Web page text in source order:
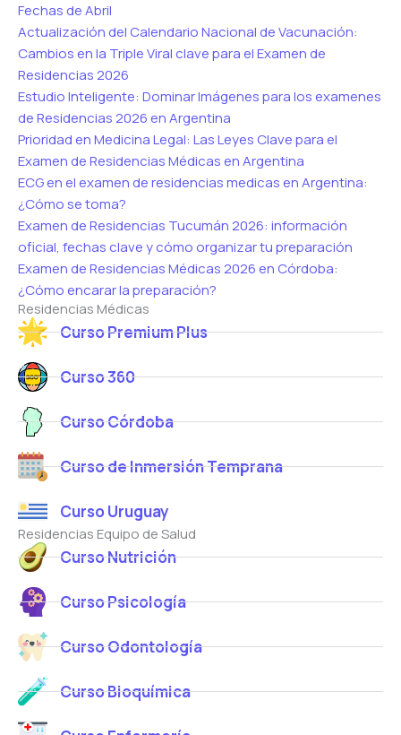
Fechas de Abril
Actualización del Calendario Nacional de Vacunación:
Cambios en la Triple Viral clave para el Examen de
Residencias 2026
Estudio Inteligente: Dominar Imágenes para los examenes
de Residencias 2026 en Argentina
Prioridad en Medicina Legal: Las Leyes Clave para el
Examen de Residencias Médicas en Argentina
ECG en el examen de residencias medicas en Argentina:
¿Cómo se toma?
Examen de Residencias Tucumán 2026: información
oficial, fechas clave y cómo organizar tu preparación
Examen de Residencias Médicas 2026 en Córdoba:
¿Cómo encarar la preparación?
Residencias Médicas
Curso Premium Plus
Curso 360
Curso Córdoba
Curso de Inmersión Temprana
Curso Uruguay
Residencias Equipo de Salud
Curso Nutrición
Curso Psicología
Curso Odontología
Curso Bioquímica